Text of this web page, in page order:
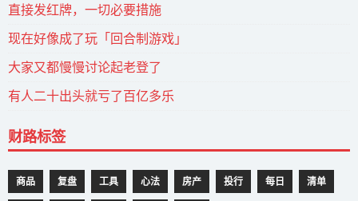
直接发红牌，一切必要措施
现在好像成了玩「回合制游戏」
大家又都慢慢讨论起老登了
有人二十出头就亏了百亿多乐
财路标签
商品 复盘 工具 心法 房产 投行 每日 清单